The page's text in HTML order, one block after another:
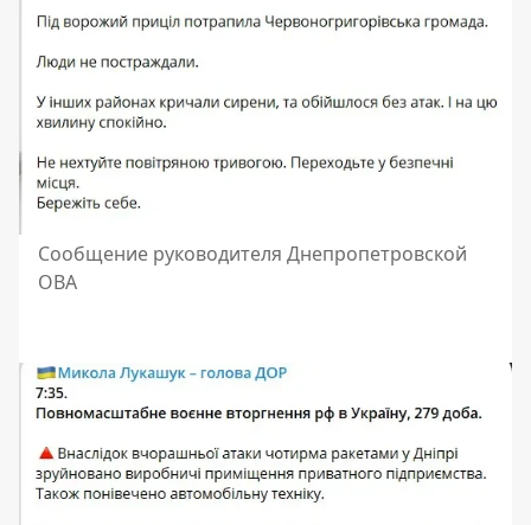
Сообщение руководителя Днепропетровской
ОВА